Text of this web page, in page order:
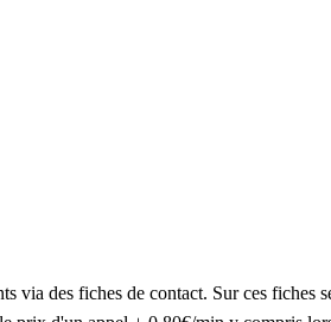
via des fiches de contact. Sur ces